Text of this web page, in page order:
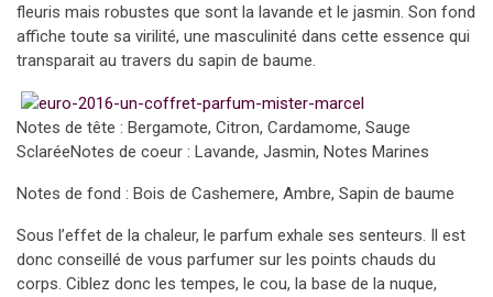
fleuris mais robustes que sont la lavande et le jasmin. Son fond
affiche toute sa virilité, une masculinité dans cette essence qui
transparait au travers du sapin de baume.
Notes de tête : Bergamote, Citron, Cardamome, Sauge
SclaréeNotes de coeur : Lavande, Jasmin, Notes Marines
Notes de fond : Bois de Cashemere, Ambre, Sapin de baume
Sous l’effet de la chaleur, le parfum exhale ses senteurs. Il est
donc conseillé de vous parfumer sur les points chauds du
corps. Ciblez donc les tempes, le cou, la base de la nuque,